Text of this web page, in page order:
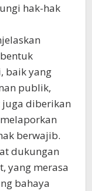
hak-hak
baik yang
publik,
juga diberikan
berwajib.
dukungan
yang merasa
bahaya